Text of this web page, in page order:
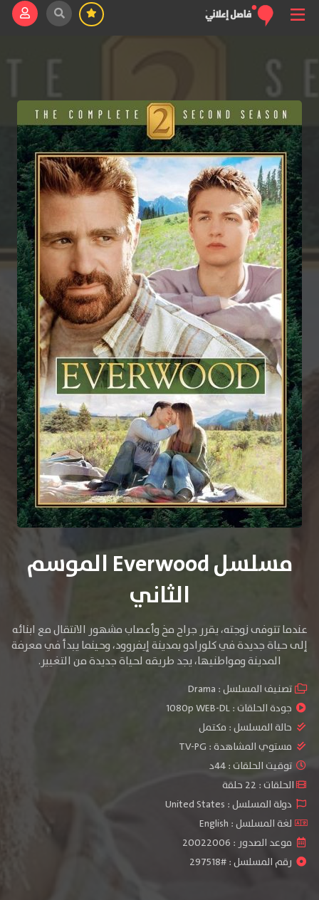
مسلسل Everwood الموسم
الثاني
عندما تتوفى زوجته، يقرر جراح مخ وأعصاب مشهور الانتقال مع ابنائه
إلى حياة جديدة في كلورادو بمدينة إيفروود، وحينما يبدأ في معرفة
المدينة ومواطنيها، يجد طريقه لحياة جديدة من التغيير.
تصنيف المسلسل : Drama
جودة الحلقات :1080p WEB-DL
حالة المسلسل : مكتمل
مستوي المشاهدة : TV-PG
توقيت الحلقات : 44د
الحلقات : 22 حلقة
دولة المسلسل : United States
لغة المسلسل : English
موعد الصدور : 20022006
رقم المسلسل : #297518